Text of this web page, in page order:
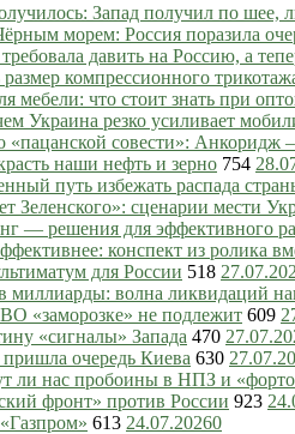
Запад получил по шее,
морем: Россия поразила
давить на Россию, а
компрессионного
что стоит знать при
Украина резко усиливает
совести»: Анкоридж
наши нефть и зерно 754
путь избежать распада
Зеленского»: сценарии мести
— решения для эффективного
конспект из ролика
для России 518
миллиарды: волна ликвидаций
«заморозке» не подлежит 609
«сигналы» Запада 470
очередь Киева 630
ли нас пробоины в НПЗ и
фронт» против России 923
613 24.07.20260